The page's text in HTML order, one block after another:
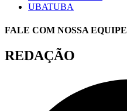
UBATUBA
FALE COM NOSSA EQUIPE
REDAÇÃO